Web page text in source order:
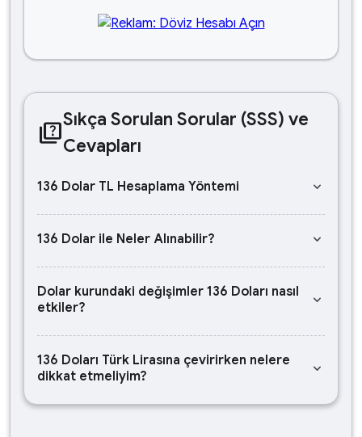
quizSıkça Sorulan Sorular (SSS) ve
Cevapları
136 Dolar TL Hesaplama Yöntemi keyboard_arrow_down
136 Dolar ile Neler Alınabilir? keyboard_arrow_down
Dolar kurundaki değişimler 136 Doları nasıl
etkiler?
keyboard_arrow_down
136 Doları Türk Lirasına çevirirken nelere
dikkat etmeliyim?
keyboard_arrow_down